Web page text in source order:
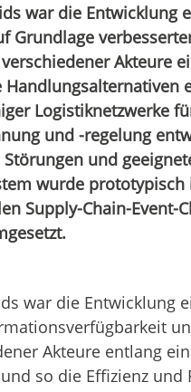
war die Entwicklung
Grundlage
Akteure
Logistiknetzwerke
und -regelung
und
wurde
Supply-Chain-Event-
war die Entwicklung
Akteure entlang
so die Effizienz und